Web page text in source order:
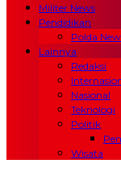
Militer News
Pendidikan
Polda
Lainnya
Redaksi
Nasional
Teknologi
Politik
Wisata